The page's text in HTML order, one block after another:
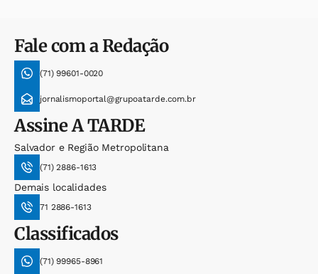
Fale com a Redação
(71) 99601-0020
jornalismoportal@grupoatarde.com.br
AssineA TARDE
Salvador e Região Metropolitana
(71) 2886-1613
Demais localidades
71 2886-1613
Classificados
(71) 99965-8961